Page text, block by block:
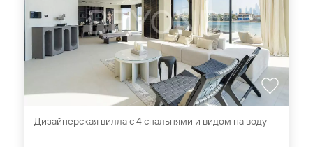
Дизайнерская вилла с 4 спальнями и видом на воду